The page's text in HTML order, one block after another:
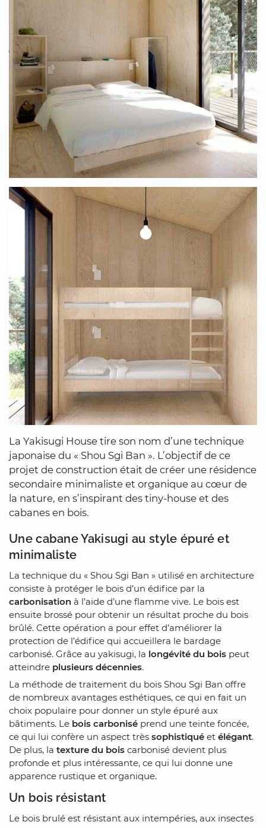
La Yakisugi House tire son nom d’une technique
japonaise du « Shou Sgi Ban ». L’objectif de ce
projet de construction était de créer une résidence
secondaire minimaliste et organique au cœur de
la nature, en s’inspirant des tiny-house et des
cabanes en bois.
Une cabane Yakisugi au style épuré et
minimaliste
La technique du « Shou Sgi Ban » utilisé en architecture
consiste à protéger le bois d’un édifice par la
carbonisation à l’aide d’une flamme vive. Le bois est
ensuite brossé pour obtenir un résultat proche du bois
brûlé. Cette opération a pour effet d’améliorer la
protection de l’édifice qui accueillera le bardage
carbonisé. Grâce au yakisugi, la longévité du bois peut
atteindre plusieurs décennies.
La méthode de traitement du bois Shou Sgi Ban offre
de nombreux avantages esthétiques, ce qui en fait un
choix populaire pour donner un style épuré aux
bâtiments. Le bois carbonisé prend une teinte foncée,
ce qui lui confère un aspect très sophistiqué et élégant.
De plus, la texture du bois carbonisé devient plus
profonde et plus intéressante, ce qui lui donne une
apparence rustique et organique.
Un bois résistant
Le bois brulé est résistant aux intempéries, aux insectes